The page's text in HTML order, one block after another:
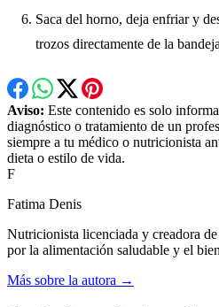
Saca del horno, deja enfriar y
trozos directamente de la
Aviso: Este contenido es solo
diagnóstico o tratamiento de un
siempre a tu médico o nutricionista
dieta o estilo de vida.
F
Fatima Denis
Nutricionista licenciada y creadora
por la alimentación saludable y el
Más sobre la autora →